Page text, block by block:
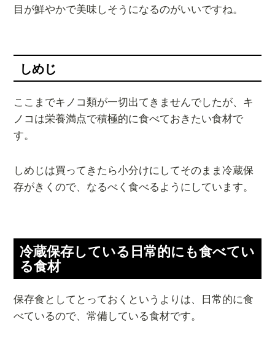
目が鮮やかで美味しそうになるのがいいですね。
しめじ
ここまでキノコ類が一切出てきませんでしたが、キ
ノコは栄養満点で積極的に食べておきたい食材で
す。
しめじは買ってきたら小分けにしてそのまま冷蔵保
存がきくので、なるべく食べるようにしています。
冷蔵保存している日常的にも食べてい
る食材
保存食としてとっておくというよりは、日常的に食
べているので、常備している食材です。